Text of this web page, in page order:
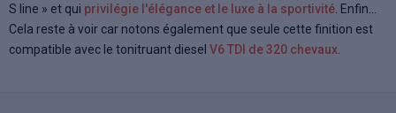
S line » et qui privilégie l'élégance et le luxe à la sportivité . Enfin...
Cela reste à voir car notons également que seule cette finition est
compatible avec le tonitruant diesel V6 TDI de 320 chevaux